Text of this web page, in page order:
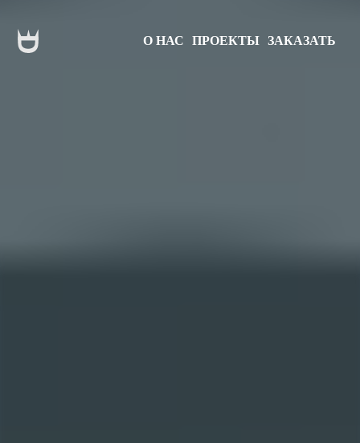
О НАС ПРОЕКТЫ ЗАКАЗАТЬ